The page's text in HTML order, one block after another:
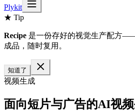
Plykit
★ Tip
Recipe 是一份存好的视觉生产配方
成品，随时复用。
知道了
视频生成
面向短片与广告的AI视